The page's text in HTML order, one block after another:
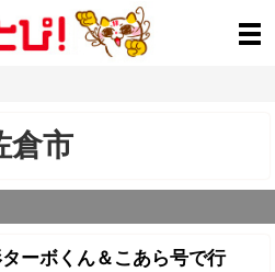
倉市
ーボくん＆こあら号で行